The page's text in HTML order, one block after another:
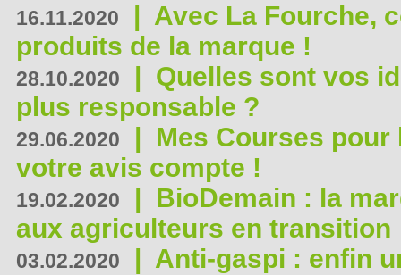
16.11.2020 | Avec La Fourche,
produits de la marque !
28.10.2020 | Quelles sont vos
plus responsable ?
29.06.2020 | Mes Courses pour
votre avis compte !
19.02.2020 | BioDemain : la
aux agriculteurs en transition
03.02.2020 | Anti-gaspi : enfin